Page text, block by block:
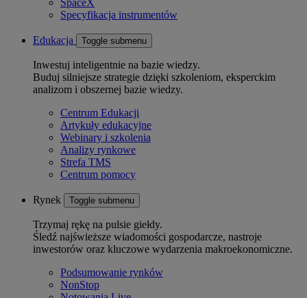
Specyfikacja instrumentów
Edukacja Toggle submenu
Inwestuj inteligentnie na bazie wiedzy.
Buduj silniejsze strategie dzięki szkoleniom, eksperckim
analizom i obszernej bazie wiedzy.
Centrum Edukacji
Artykuły edukacyjne
Webinary i szkolenia
Analizy rynkowe
Strefa TMS
Centrum pomocy
Rynek Toggle submenu
Trzymaj rękę na pulsie giełdy.
Śledź najświeższe wiadomości gospodarcze, nastroje
inwestorów oraz kluczowe wydarzenia makroekonomiczne.
Podsumowanie rynków
NonStop